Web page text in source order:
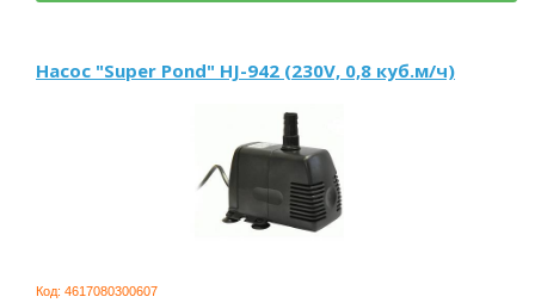
Насос "Super Pond" HJ-942 (230V, 0,8 куб.м/ч)
Код: 4617080300607